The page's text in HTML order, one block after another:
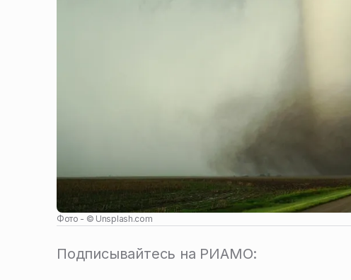
Фото - © Unsplash.com
Подписывайтесь на РИАМО: